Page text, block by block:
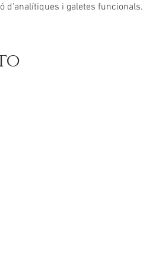
d'analítiques i galetes funcionals.